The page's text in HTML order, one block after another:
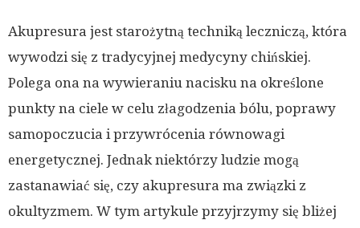
Akupresura jest starożytną techniką leczniczą, która
wywodzi się z tradycyjnej medycyny chińskiej.
Polega ona na wywieraniu nacisku na określone
punkty na ciele w celu złagodzenia bólu, poprawy
samopoczucia i przywrócenia równowagi
energetycznej. Jednak niektórzy ludzie mogą
zastanawiać się, czy akupresura ma związki z
okultyzmem. W tym artykule przyjrzymy się bliżej